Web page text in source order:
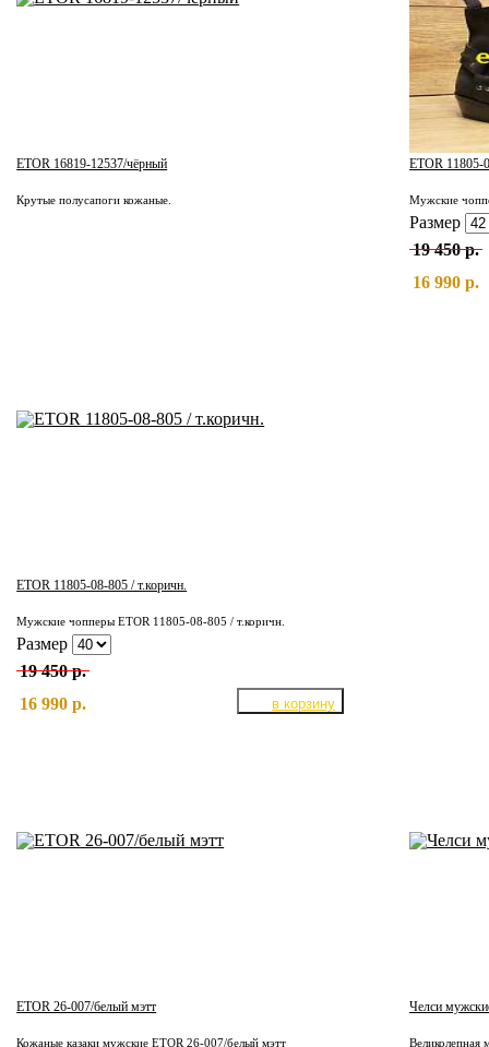
ETOR 16819-12537/чёрный
Крутые полусапоги кожаные.
ETOR 11805-
Мужские
Размер
19 450 р.
16 990 р.
ETOR 11805-08-805 / т.коричн.
Мужские чопперы ETOR 11805-08-805 / т.коричн.
Размер
19 450 р.
16 990 р.
ETOR 26-007/белый мэтт
Кожаные казаки мужские ETOR 26-007/белый мэтт
Челси